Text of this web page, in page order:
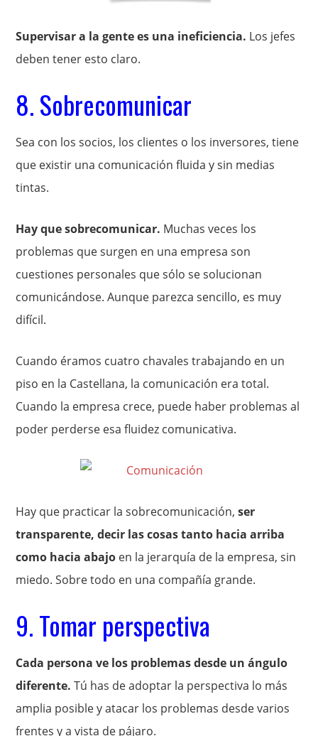
Supervisar a la gente es una ineficiencia. Los jefes
deben tener esto claro.
8. Sobrecomunicar
Sea con los socios, los clientes o los inversores, tiene
que existir una comunicación fluida y sin medias
tintas.
Hay que sobrecomunicar. Muchas veces los
problemas que surgen en una empresa son
cuestiones personales que sólo se solucionan
comunicándose. Aunque parezca sencillo, es muy
difícil.
Cuando éramos cuatro chavales trabajando en un
piso en la Castellana, la comunicación era total.
Cuando la empresa crece, puede haber problemas al
poder perderse esa fluidez comunicativa.
Hay que practicar la sobrecomunicación,ser
transparente, decir las cosas tanto hacia arriba
como hacia abajo en la jerarquía de la empresa, sin
miedo. Sobre todo en una compañía grande.
9. Tomar perspectiva
Cada persona ve los problemas desde un ángulo
diferente. Tú has de adoptar la perspectiva lo más
amplia posible y atacar los problemas desde varios
frentes y a vista de pájaro.